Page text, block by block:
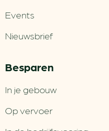
Events
Nieuwsbrief
Besparen
In je gebouw
Op vervoer